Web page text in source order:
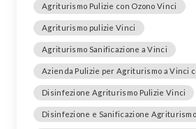
Agriturismo Pulizie con Ozono Vinci
Agriturismo pulizie Vinci
Agriturismo Sanificazione a Vinci
Azienda Pulizie per Agriturismo a Vinci
Disinfezione Agriturismo Pulizie Vinci
Disinfezione e Sanificazione